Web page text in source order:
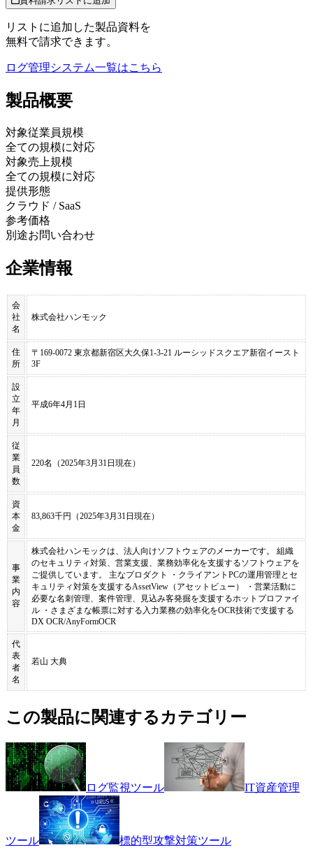
リストに追加した製品資料を
無料で請求できます。
ログ管理システム一覧はこちら
製品概要
対象従業員規模
全ての規模に対応
対象売上規模
全ての規模に対応
提供形態
クラウド / SaaS
参考価格
別途お問い合わせ
企業情報
会
社
名
株式会社ハンモック
住
所
〒169-0072 東京都新宿区大久保1-3-21 ルーシッドスクエア新宿イースト
3F
設
立
年
月
平成6年4月1日
従
業
員
数
220名（2025年3月31日現在）
資
本
金
83,863千円（2025年3月31日現在）
事
業
内
容
株式会社ハンモックは、法人向けソフトウェアのメーカーです。 組織
のセキュリティ対策、営業支援、業務効率化を支援するソフトウェアを
ご提供しています。 主なプロダクト ・クライアントPCの運用管理とセ
キュリティ対策を支援するAssetView（アセットビュー） ・営業活動に
必要な名刺管理、案件管理、見込み客発掘を支援するホットプロファイ
ル ・さまざまな帳票に対する入力業務の効率化をOCR技術で支援する
DX OCR/AnyFormOCR
代
表
者
名
若山 大典
この製品に関連するカテゴリー
ログ監視ツール IT資産管理
ツール 標的型攻撃対策ツール